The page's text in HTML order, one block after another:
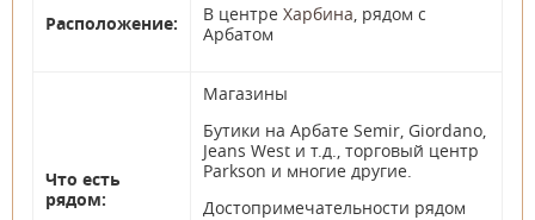
Расположение: В центре Харбина , рядом с
Арбатом
Что есть
рядом:
Магазины
Бутики на Арбате Semir, Giordano,
Jeans West и т.д., торговый центр
Parkson и многие другие.
Достопримечательности рядом